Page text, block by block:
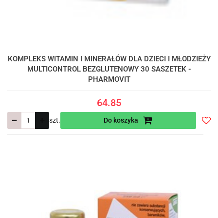
KOMPLEKS WITAMIN I MINERAŁÓW DLA DZIECI I MŁODZIEŻY
MULTICONTROL BEZGLUTENOWY 30 SASZETEK -
PHARMOVIT
64.85
szt. Do koszyka